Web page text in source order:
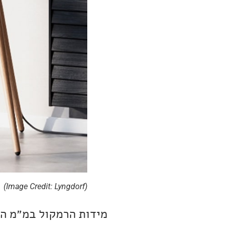
(Image Credit: Lyngdorf)
מידות הרמקול במ״מ הן 350 ר׳, 513 ג׳ ו-329 ע׳. המשקל הוא